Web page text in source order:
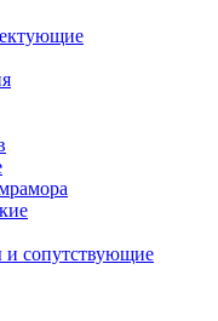
и сопутствующие